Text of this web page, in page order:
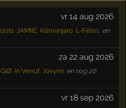
vr 14 aug 2026
, JAMIIE, Kilimanjaro, L-Fêtes, en
za 22 aug 2026
GIØ, In Verruf, Jovynn, en nog 20
vr 18 sep 2026